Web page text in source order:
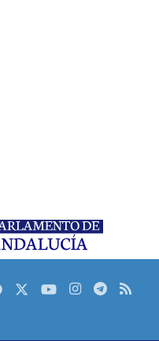
FacebookTwitterYoutubeInstagram
Telegram
RSS